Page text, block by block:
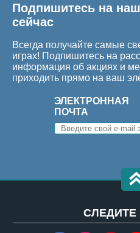
Подпишитесь на
сейчас
Всегда получайте самые
играх! Подпишитесь на
информация об акциях и
приходить прямо на ваш
ЭЛЕКТРОННАЯ
ПОЧТА